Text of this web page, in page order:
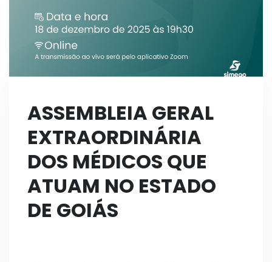
ASSEMBLEIA GERAL
EXTRAORDINÁRIA
DOS MÉDICOS QUE
ATUAM NO ESTADO
DE GOIÁS